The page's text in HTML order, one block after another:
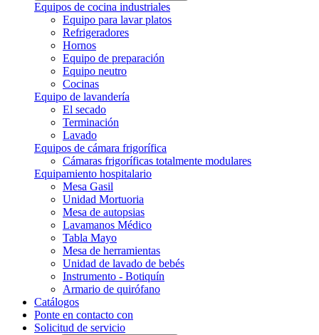
Equipos de cocina industriales
Equipo para lavar platos
Refrigeradores
Hornos
Equipo de preparación
Equipo neutro
Cocinas
Equipo de lavandería
El secado
Terminación
Lavado
Equipos de cámara frigorífica
Cámaras frigoríficas totalmente modulares
Equipamiento hospitalario
Mesa Gasil
Unidad Mortuoria
Mesa de autopsias
Lavamanos Médico
Tabla Mayo
Mesa de herramientas
Unidad de lavado de bebés
Instrumento - Botiquín
Armario de quirófano
Catálogos
Ponte en contacto con
Solicitud de servicio